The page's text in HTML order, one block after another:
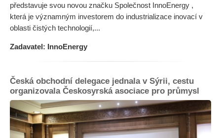
představuje svou novou značku Společnost InnoEnergy ,
která je významným investorem do industrializace inovací v
oblasti čistých technologií,...
Zadavatel: InnoEnergy
Česká obchodní delegace jednala v Sýrii, cestu
organizovala Českosyrská asociace pro průmysl